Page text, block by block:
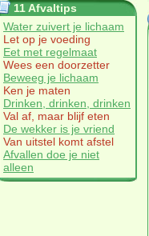
11 Afvaltips
Water zuivert je lichaam
Let op je voeding
Eet met regelmaat
Wees een doorzetter
Beweeg je lichaam
Ken je maten
Drinken, drinken, drinken
Val af, maar blijf eten
De wekker is je vriend
Van uitstel komt afstel
Afvallen doe je niet
alleen